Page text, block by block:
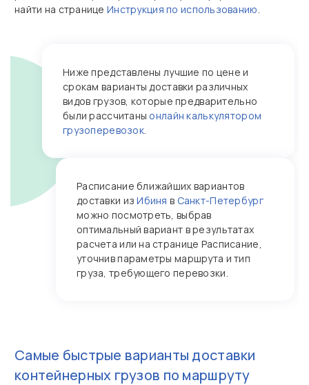
найти на страницеИнструкция по использованию.
Ниже представлены лучшие по цене и
срокам варианты доставки различных
видов грузов, которые предварительно
были рассчитаны онлайн калькулятором
грузоперевозок.
Расписание ближайших вариантов
доставки изИбиня в Санкт-Петербург
можно посмотреть, выбрав
оптимальный вариант в результатах
расчета или на странице Расписание,
уточнив параметры маршрута и тип
груза, требующего перевозки.
Самые быстрые варианты доставки
контейнерных грузов по маршруту